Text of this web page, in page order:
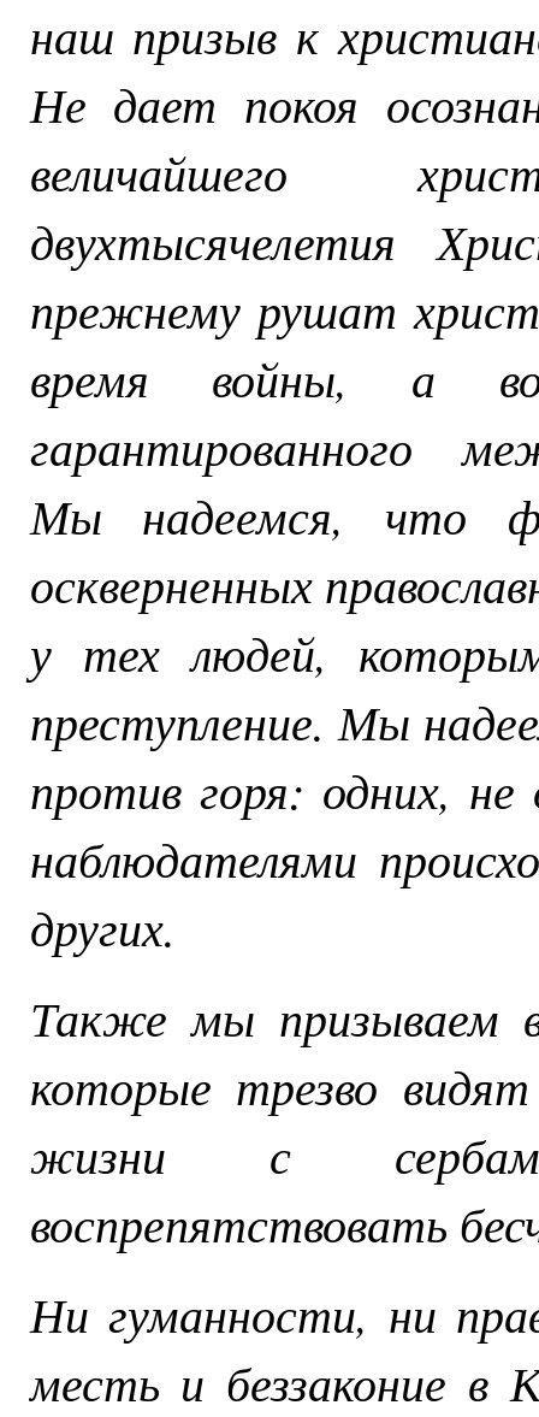
наш призыв к
Не дает покоя
величайшего
двухтысячелетия
прежнему рушат
время войны, а
гарантированного
Мы надеемся, что
оскверненных
у тех людей,
преступление. Мы
против горя: одних,
наблюдателями
других.
Также мы призываем
которые трезво
жизни с
воспрепятствовать
Ни гуманности, ни
месть и беззаконие в